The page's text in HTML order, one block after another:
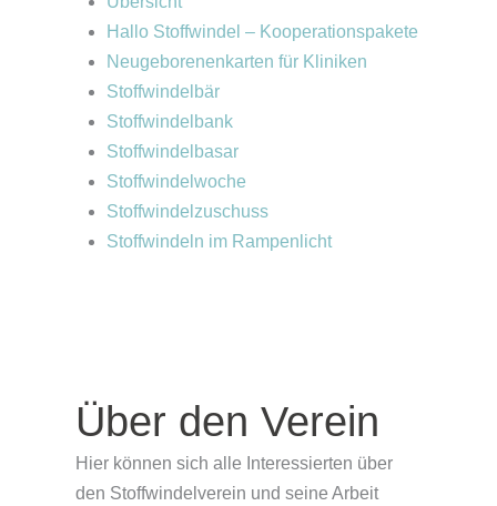
Hallo Stoffwindel – Kooperationspakete
Neugeborenenkarten für Kliniken
Stoffwindelbär
Stoffwindelbank
Stoffwindelbasar
Stoffwindelwoche
Stoffwindelzuschuss
Stoffwindeln im Rampenlicht
Über den Verein
Hier können sich alle Interessierten über
den Stoffwindelverein und seine Arbeit